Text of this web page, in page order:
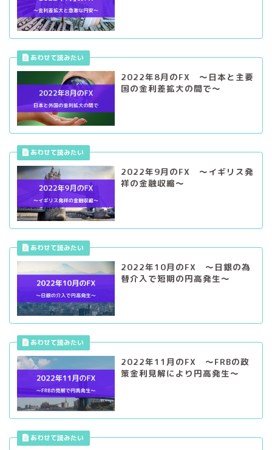
2022年8月のFX ～日本と主要
国の金利差拡大の間で～
2022年9月のFX ～イギリス発
祥の金融収縮～
2022年10月のFX ～日銀の為
替介入で短期の円高発生～
2022年11月のFX ～FRBの政
策金利見解により円高発生～